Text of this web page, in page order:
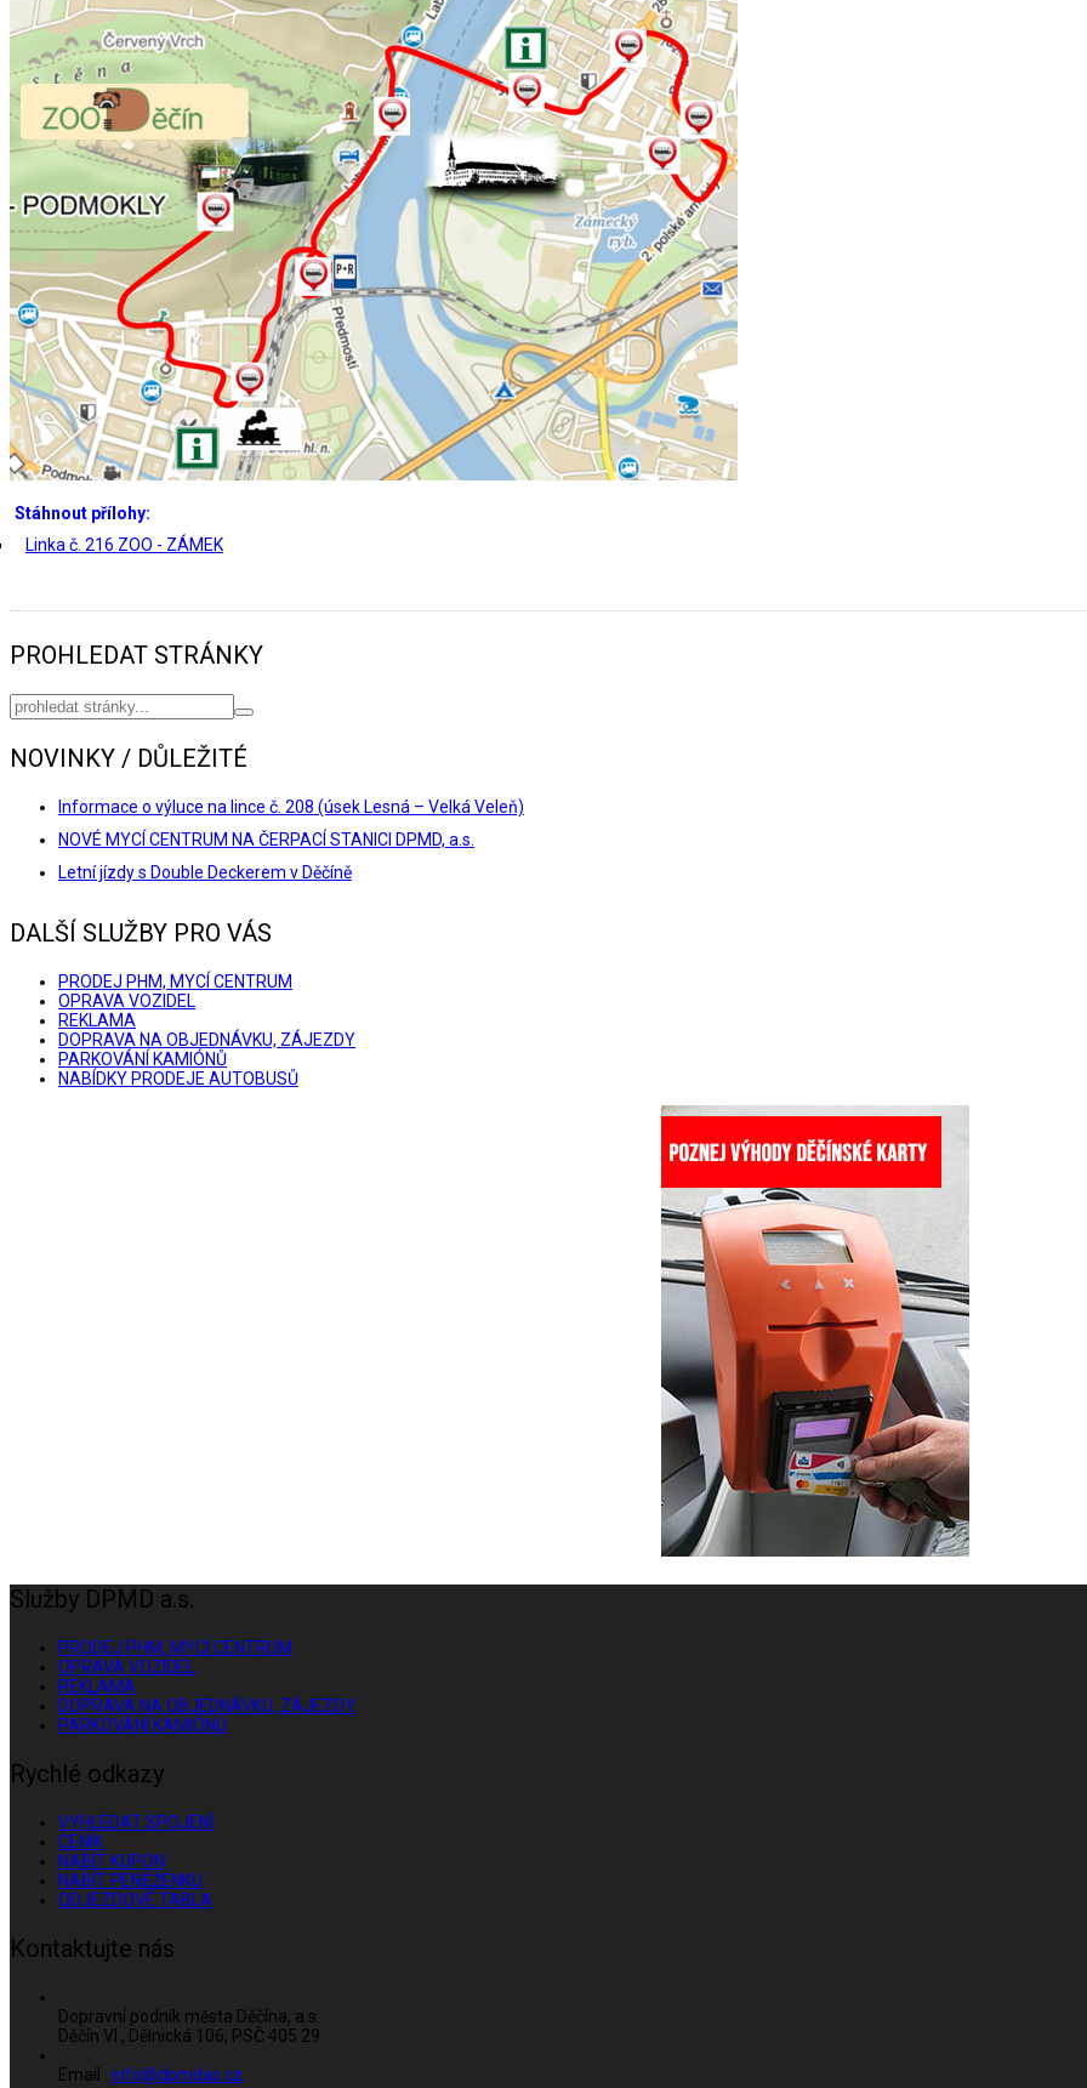
Stáhnout přílohy:
Linka č. 216 ZOO - ZÁMEK
PROHLEDAT STRÁNKY
NOVINKY / DŮLEŽITÉ
Informace o výluce na lince č. 208 (úsek Lesná – Velká Veleň)
NOVÉ MYCÍ CENTRUM NA ČERPACÍ STANICI DPMD, a.s.
Letní jízdy s Double Deckerem v Děčíně
DALŠÍ SLUŽBY PRO VÁS
PRODEJ PHM, MYCÍ CENTRUM
OPRAVA VOZIDEL
REKLAMA
DOPRAVA NA OBJEDNÁVKU, ZÁJEZDY
PARKOVÁNÍ KAMIÓNŮ
NABÍDKY PRODEJE AUTOBUSŮ
Služby DPMD a.s.
PRODEJ PHM, MYCÍ CENTRUM
OPRAVA VOZIDEL
REKLAMA
DOPRAVA NA OBJEDNÁVKU, ZÁJEZDY
PARKOVÁNÍ KAMIÓNŮ
Rychlé odkazy
VYHLEDAT SPOJENÍ
CENÍK
NABÍT KUPON
NABÍT PENĚŽENKU
ODJEZDOVÉ TABLA
Kontaktujte nás
Dopravní podnik města Děčína, a.s.
Děčín VI., Dělnická 106, PSČ 405 29
Email : info@dpmdas.cz